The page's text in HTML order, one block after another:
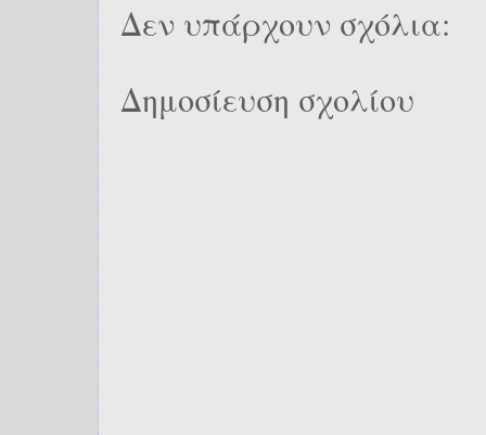
Δεν υπάρχουν σχόλια:
Δημοσίευση σχολίου